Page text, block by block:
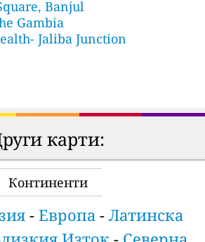
Banjul
Gambia
Jaliba Junction
карти:
Континенти
- Европа- Латинска